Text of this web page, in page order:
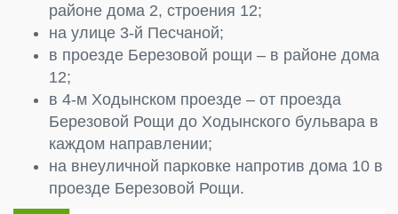
районе дома 2, строения 12;
на улице 3-й Песчаной;
в проезде Березовой рощи – в районе дома
12;
в 4-м Ходынском проезде – от проезда
Березовой Рощи до Ходынского бульвара в
каждом направлении;
на внеуличной парковке напротив дома 10 в
проезде Березовой Рощи.